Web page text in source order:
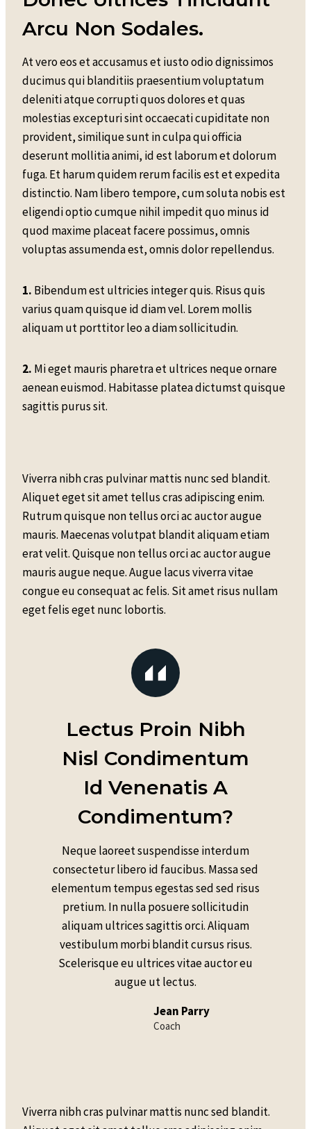
Arcu Non Sodales.
At vero eos et accusamus et iusto odio dignissimos
ducimus qui blanditiis praesentium voluptatum
deleniti atque corrupti quos dolores et quas
molestias excepturi sint occaecati cupiditate non
provident, similique sunt in culpa qui officia
deserunt mollitia animi, id est laborum et dolorum
fuga. Et harum quidem rerum facilis est et expedita
distinctio. Nam libero tempore, cum soluta nobis est
eligendi optio cumque nihil impedit quo minus id
quod maxime placeat facere possimus, omnis
voluptas assumenda est, omnis dolor repellendus.
1. Bibendum est ultricies integer quis. Risus quis
varius quam quisque id diam vel. Lorem mollis
aliquam ut porttitor leo a diam sollicitudin.
2. Mi eget mauris pharetra et ultrices neque ornare
aenean euismod. Habitasse platea dictumst quisque
sagittis purus sit.
Viverra nibh cras pulvinar mattis nunc sed blandit.
Aliquet eget sit amet tellus cras adipiscing enim.
Rutrum quisque non tellus orci ac auctor augue
mauris. Maecenas volutpat blandit aliquam etiam
erat velit. Quisque non tellus orci ac auctor augue
mauris augue neque. Augue lacus viverra vitae
congue eu consequat ac felis. Sit amet risus nullam
eget felis eget nunc lobortis.
Lectus Proin Nibh
Nisl Condimentum
Id Venenatis A
Condimentum?
Neque laoreet suspendisse interdum
consectetur libero id faucibus. Massa sed
elementum tempus egestas sed sed risus
pretium. In nulla posuere sollicitudin
aliquam ultrices sagittis orci. Aliquam
vestibulum morbi blandit cursus risus.
Scelerisque eu ultrices vitae auctor eu
augue ut lectus.
Jean Parry
Coach
Viverra nibh cras pulvinar mattis nunc sed blandit.